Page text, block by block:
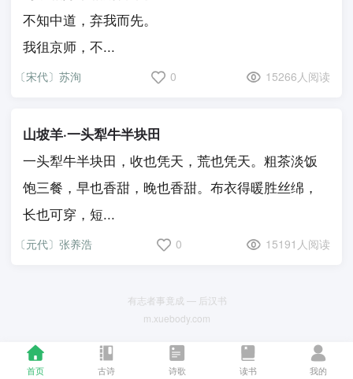
首页 古诗 诗歌 读书 我的
不知中道，弃我而先。
我徂京师，不...
〔宋代〕苏洵 0 15266人阅读
山坡羊·一头犁牛半块田
一头犁牛半块田，收也凭天，荒也凭天。粗茶淡饭
饱三餐，早也香甜，晚也香甜。布衣得暖胜丝绵，
长也可穿，短...
〔元代〕张养浩 0 15191人阅读
有志者事竟成 — 后汉书
m.xuebody.com